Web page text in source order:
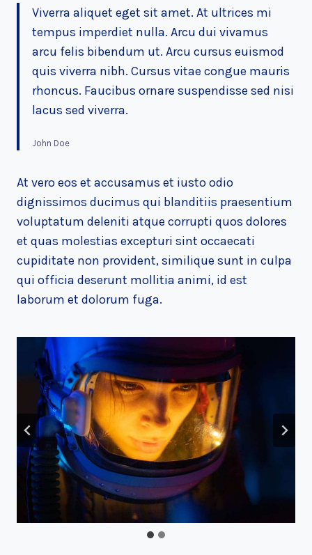
Viverra aliquet eget sit amet. At ultrices mi
tempus imperdiet nulla. Arcu dui vivamus
arcu felis bibendum ut. Arcu cursus euismod
quis viverra nibh. Cursus vitae congue mauris
rhoncus. Faucibus ornare suspendisse sed nisi
lacus sed viverra.
John Doe
At vero eos et accusamus et iusto odio
dignissimos ducimus qui blanditiis praesentium
voluptatum deleniti atque corrupti quos dolores
et quas molestias excepturi sint occaecati
cupiditate non provident, similique sunt in culpa
qui officia deserunt mollitia animi, id est
laborum et dolorum fuga.